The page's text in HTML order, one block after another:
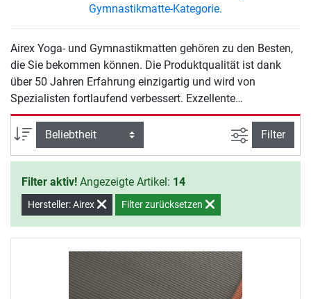
Gymnastikmatte-Kategorie.
Airex Yoga- und Gymnastikmatten gehören zu den Besten,
die Sie bekommen können. Die Produktqualität ist dank
über 50 Jahren Erfahrung einzigartig und wird von
Spezialisten fortlaufend verbessert. Exzellente
Dämpfungseigenschaften schonen Gelenke, Sehnen und
Muskulatur. Airex Yoga- und Gymnastikmatten sind ein
Premiumprodukt für mehr Spaß und Sicherheit beim
Training.
Sortierung Ansicht
Filter
Filter aktiv! Angezeigte Artikel: 14
Hersteller: Airex Filter zurücksetzen